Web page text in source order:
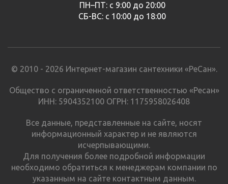
ПН–ПТ: с 9:00 до 20:00
СБ-ВС: с 10:00 до 18:00
© 2010 - 2026 Интернет-магазин сантехники «РеСан».
Общество с ограниченной ответственностью «Ресан»
ИНН: 5904352100 ОГРН: 1175958026408
Все данные, представленные на сайте, носят
информационный характер и не являются
исчерпывающими.
Для получения более подробной информации
необходимо обратиться к менеджерам компании по
указанным на сайте контактным данным.